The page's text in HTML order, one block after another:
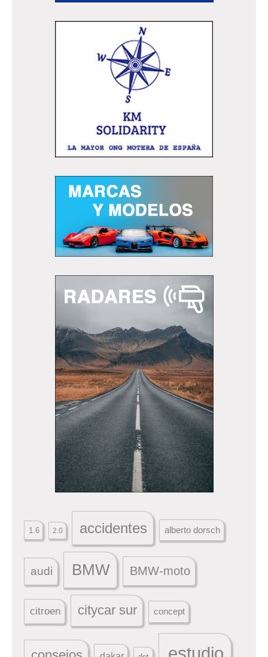
1.6 2.0 accidentes alberto dorsch
audi BMW BMW-moto
citroen citycar sur concept
estudio